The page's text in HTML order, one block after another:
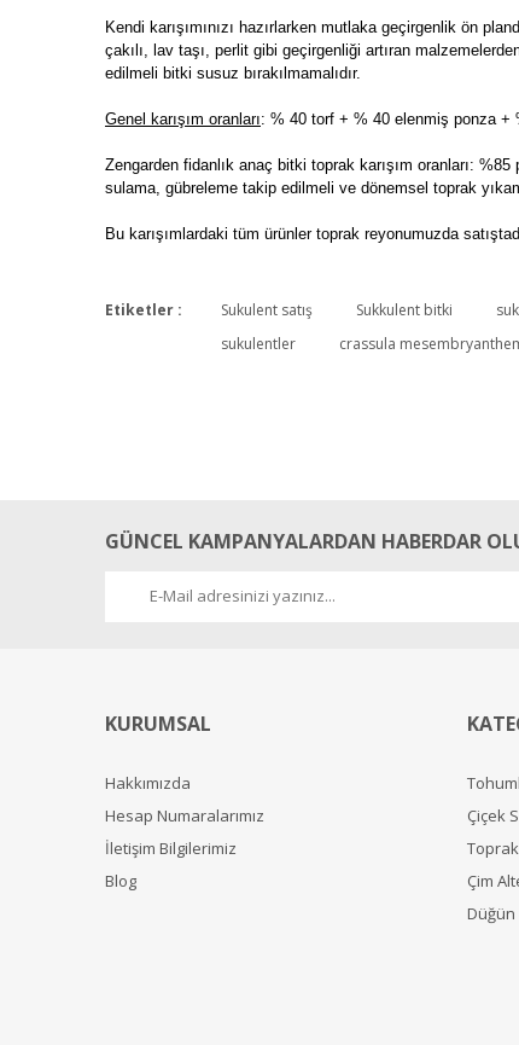
Kendi karışımınızı hazırlarken mutlaka geçirgenlik ön
çakılı, lav taşı, perlit gibi geçirgenliği artıran
edilmeli bitki susuz bırakılmamalıdır.
Genel karışım oranları: % 40 torf + % 40 elenmiş ponza
Zengarden fidanlık anaç bitki toprak karışım oranları:
sulama, gübreleme takip edilmeli ve dönemsel toprak
Bu karışımlardaki tüm ürünler toprak reyonumuzda
Etiketler : Sukulent satış Sukkulent bitki
sukulentler
crassula
GÜNCEL KAMPANYALARDAN HABERDAR
KURUMSAL
Hakkımızda
Hesap Numaralarımız
İletişim Bilgilerimiz
Blog
Çiçek
Çim